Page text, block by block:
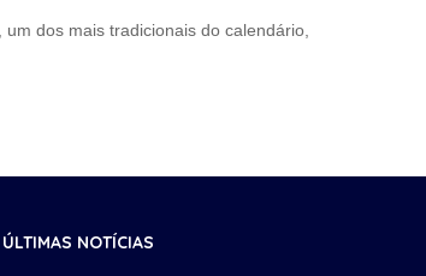
dos mais tradicionais do calendário,
ÚLTIMAS NOTÍCIAS